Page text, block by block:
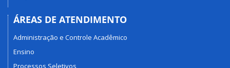
ÁREAS DE ATENDIMENTO
Administração e Controle Acadêmico
Ensino
Processos Seletivos